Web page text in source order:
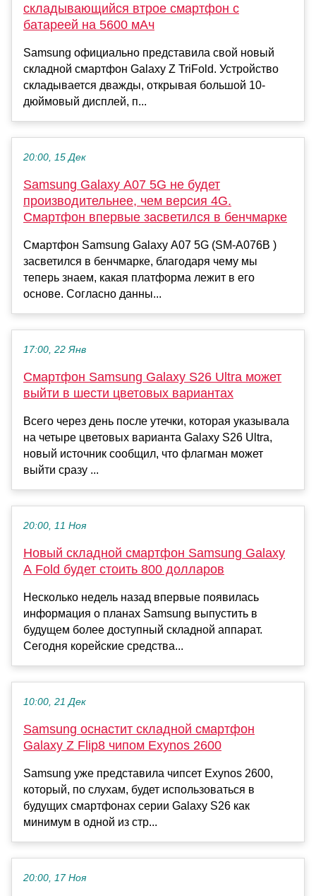
складывающийся втрое смартфон с
батареей на 5600 мАч
Samsung официально представила свой новый
складной смартфон Galaxy Z TriFold. Устройство
складывается дважды, открывая большой 10-
дюймовый дисплей, п...
20:00, 15 Дек
Samsung Galaxy A07 5G не будет
производительнее, чем версия 4G.
Смартфон впервые засветился в бенчмарке
Смартфон Samsung Galaxy A07 5G (SM-A076B )
засветился в бенчмарке, благодаря чему мы
теперь знаем, какая платформа лежит в его
основе. Согласно данны...
17:00, 22 Янв
Смартфон Samsung Galaxy S26 Ultra может
выйти в шести цветовых вариантах
Всего через день после утечки, которая указывала
на четыре цветовых варианта Galaxy S26 Ultra,
новый источник сообщил, что флагман может
выйти сразу ...
20:00, 11 Ноя
Новый складной смартфон Samsung Galaxy
A Fold будет стоить 800 долларов
Несколько недель назад впервые появилась
информация о планах Samsung выпустить в
будущем более доступный складной аппарат.
Сегодня корейские средства...
10:00, 21 Дек
Samsung оснастит складной смартфон
Galaxy Z Flip8 чипом Exynos 2600
Samsung уже представила чипсет Exynos 2600,
который, по слухам, будет использоваться в
будущих смартфонах серии Galaxy S26 как
минимум в одной из стр...
20:00, 17 Ноя